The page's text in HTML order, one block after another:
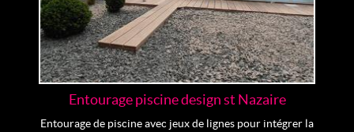
Entourage piscine design st Nazaire
Entourage de piscine avec jeux de lignes pour intégrer la